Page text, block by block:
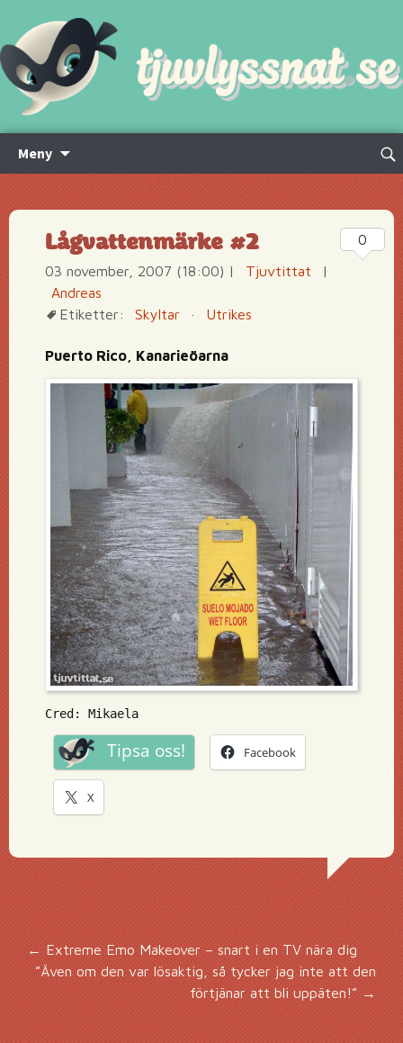
Meny
innehåll
Sök
Lågvattenmärke #2
03 november, 2007 (18:00) | Tjuvtittat
|
Andreas
Etiketter:
Skyltar · Utrikes
Puerto Rico, Kanarieöarna
Cred: Mikaela
Tipsa oss! Facebook
X
0
Inläggsnavigering
← Extreme Emo Makeover – snart i en TV nära dig
”Även om den var lösaktig, så tycker jag inte att den
förtjänar att bli uppäten!” →